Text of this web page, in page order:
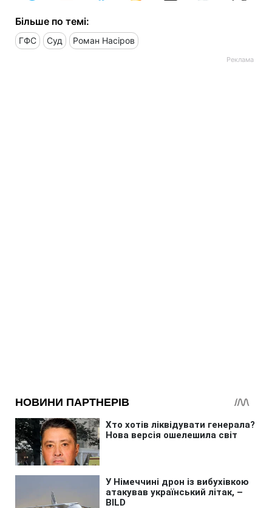
Більше по темі:
ГФС Суд Роман Насіров